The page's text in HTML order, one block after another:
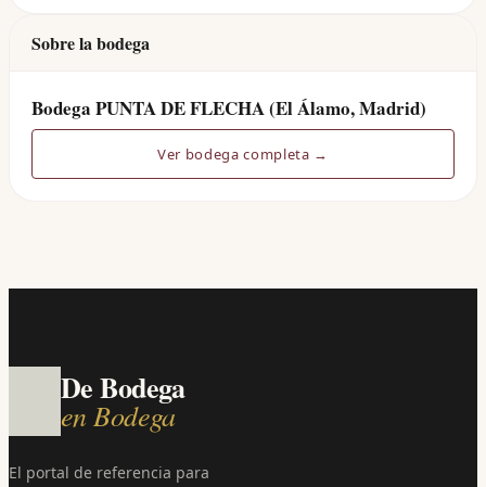
Sobre la bodega
Bodega PUNTA DE FLECHA (El Álamo, Madrid)
Ver bodega completa →
De Bodega
en Bodega
El portal de referencia para